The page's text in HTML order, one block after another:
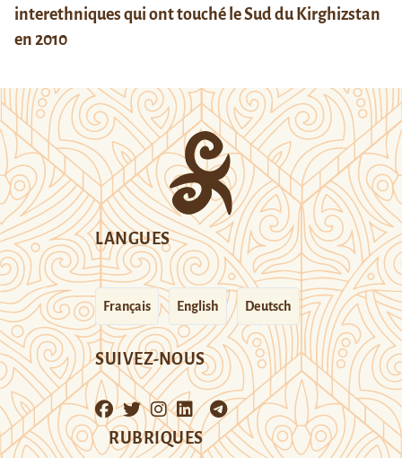
interethniques qui ont touché le Sud du Kirghizstan
en 2010
LANGUES
Français English Deutsch
SUIVEZ-NOUS
RUBRIQUES